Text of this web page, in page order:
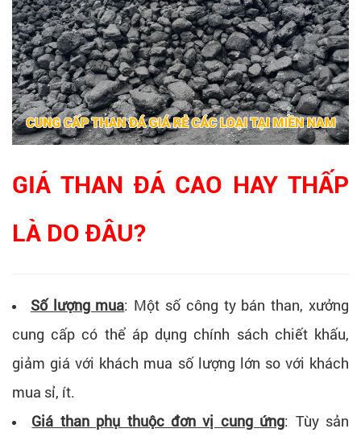
GIÁ THAN ĐÁ CAO HAY THẤP
LÀ DO ĐÂU?
Số lượng mua: Một số công ty bán than, xưởng
cung cấp có thể áp dụng chính sách chiết khấu,
giảm giá với khách mua số lượng lớn so với khách
mua sỉ, ít.
Giá than phụ thuộc đơn vị cung ứng: Tùy sản